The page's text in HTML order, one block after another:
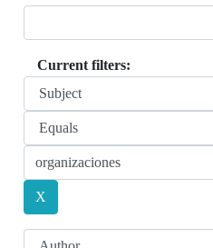
Current filters: